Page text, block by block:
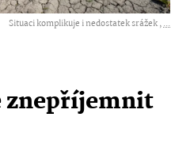
Situaci komplikuje i nedostatek srážek ,...
znepříjemnit